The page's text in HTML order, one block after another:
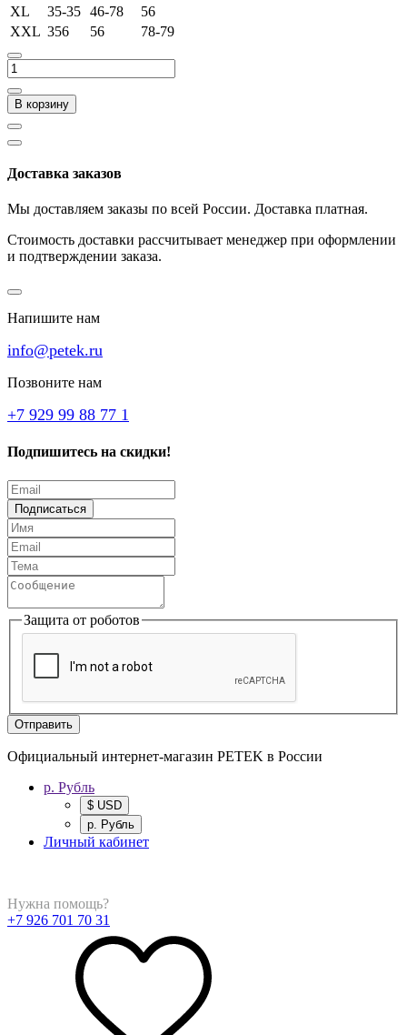
XL
35-35 46-78
56
XXL 356 56 78-79
В корзину
Доставка заказов
Мы доставляем заказы по всей России. Доставка платная.
Стоимость доставки рассчитывает менеджер при оформлении
и подтверждении заказа.
Напишите нам
info@petek.ru
Позвоните нам
+7 929 99 88 77 1
Подпишитесь на скидки!
Подписаться
Защита от роботов
Отправить
Официальный интернет-магазин PETEK в России
р. Рубль
$ USD
р. Рубль
Личный кабинет
Нужна помощь?
+7 926 701 70 31